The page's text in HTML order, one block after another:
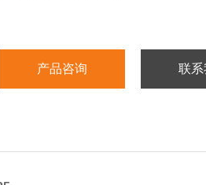
产品咨询 联系